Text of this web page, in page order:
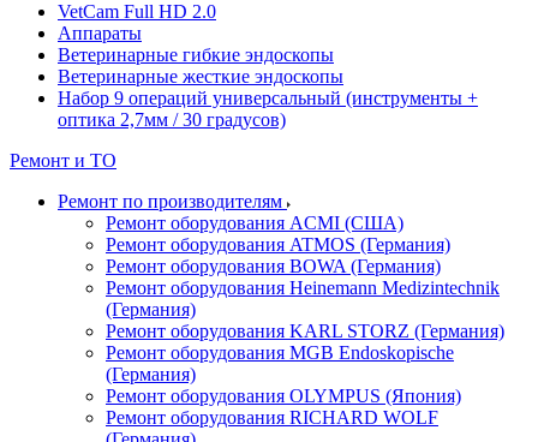
VetCam Full HD 2.0
Аппараты
Ветеринарные гибкие эндоскопы
Ветеринарные жесткие эндоскопы
Набор 9 операций универсальный (инструменты +
оптика 2,7мм / 30 градусов)
Ремонт и ТО
Ремонт по производителям
Ремонт оборудования ACMI (США)
Ремонт оборудования ATMOS (Германия)
Ремонт оборудования BOWA (Германия)
Ремонт оборудования Heinemann Medizintechnik
(Германия)
Ремонт оборудования KARL STORZ (Германия)
Ремонт оборудования MGB Endoskopische
(Германия)
Ремонт оборудования OLYMPUS (Япония)
Ремонт оборудования RICHARD WOLF